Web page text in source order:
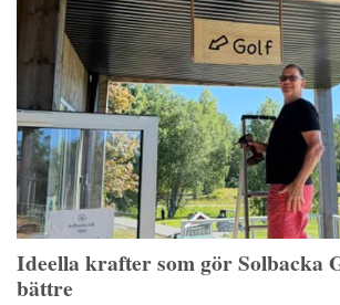
Ideella krafter som gör Solbacka
bättre